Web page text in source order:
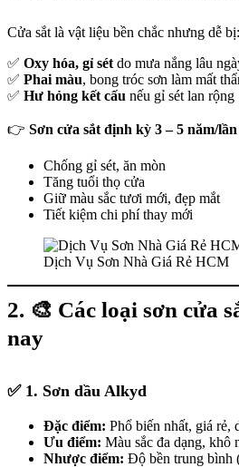
Cửa sắt là vật liệu bền chắc nhưng dễ bị:
✅ Oxy hóa, gỉ sét do mưa nắng lâu
✅ Phai màu, bong tróc sơn làm mất
✅ Hư hỏng kết cấu nếu gỉ sét lan rộng
👉 Sơn cửa sắt định kỳ 3 – 5 năm/lần
Chống gỉ sét, ăn mòn
Tăng tuổi thọ cửa
Giữ màu sắc tươi mới, đẹp mắt
Tiết kiệm chi phí thay mới
Dịch Vụ Sơn Nhà Giá Rẻ HCM
2. 🎨 Các loại sơn cửa
nay
✅ 1. Sơn dầu Alkyd
Đặc điểm: Phổ biến nhất, giá rẻ,
Ưu điểm: Màu sắc đa dạng, khô
Nhược điểm: Độ bền trung bình